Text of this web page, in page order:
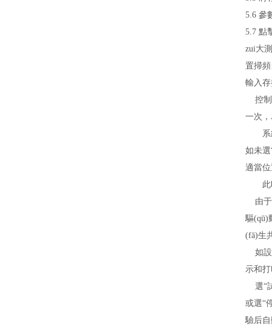
5.6 參
5.7 點
zui大
置掃
輸入
控制
一次
如未
適當
由于
驅(qū)
(fā)生
如設
示和
選“
或選“
驗后